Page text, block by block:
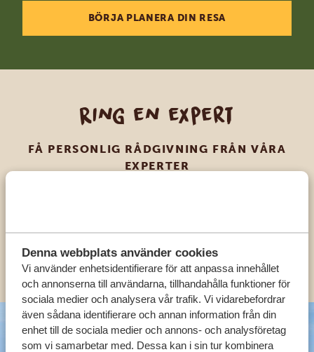
Denna webbplats använder cookies
Vi använder enhetsidentifierare för att anpassa innehållet
och annonserna till användarna, tillhandahålla funktioner för
sociala medier och analysera vår trafik. Vi vidarebefordrar
även sådana identifierare och annan information från din
enhet till de sociala medier och annons- och analysföretag
som vi samarbetar med. Dessa kan i sin tur kombinera
BÖRJA PLANERA DIN RESA
Ring en expert
FÅ PERSONLIG RÅDGIVNING FRÅN VÅRA
EXPERTER
KONTAKT